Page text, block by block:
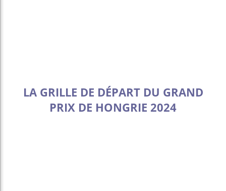
LA GRILLE DE DÉPART DU GRAND
PRIX DE HONGRIE 2024